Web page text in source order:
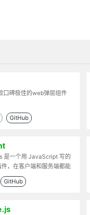
口碑极佳的web弹层组件
GitHub
是一个用 JavaScript 写的
，在客户端和服务端都能
GitHub